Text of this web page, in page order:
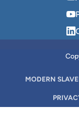
MODERN